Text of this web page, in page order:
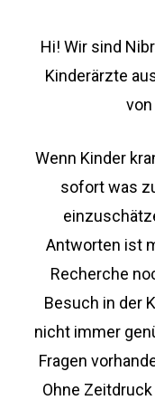
Hi! Wir sind
Kinderärzte
von
Wenn Kinder
sofort was
Antworten ist
Recherche
Besuch in der
nicht immer
Fragen
Ohne